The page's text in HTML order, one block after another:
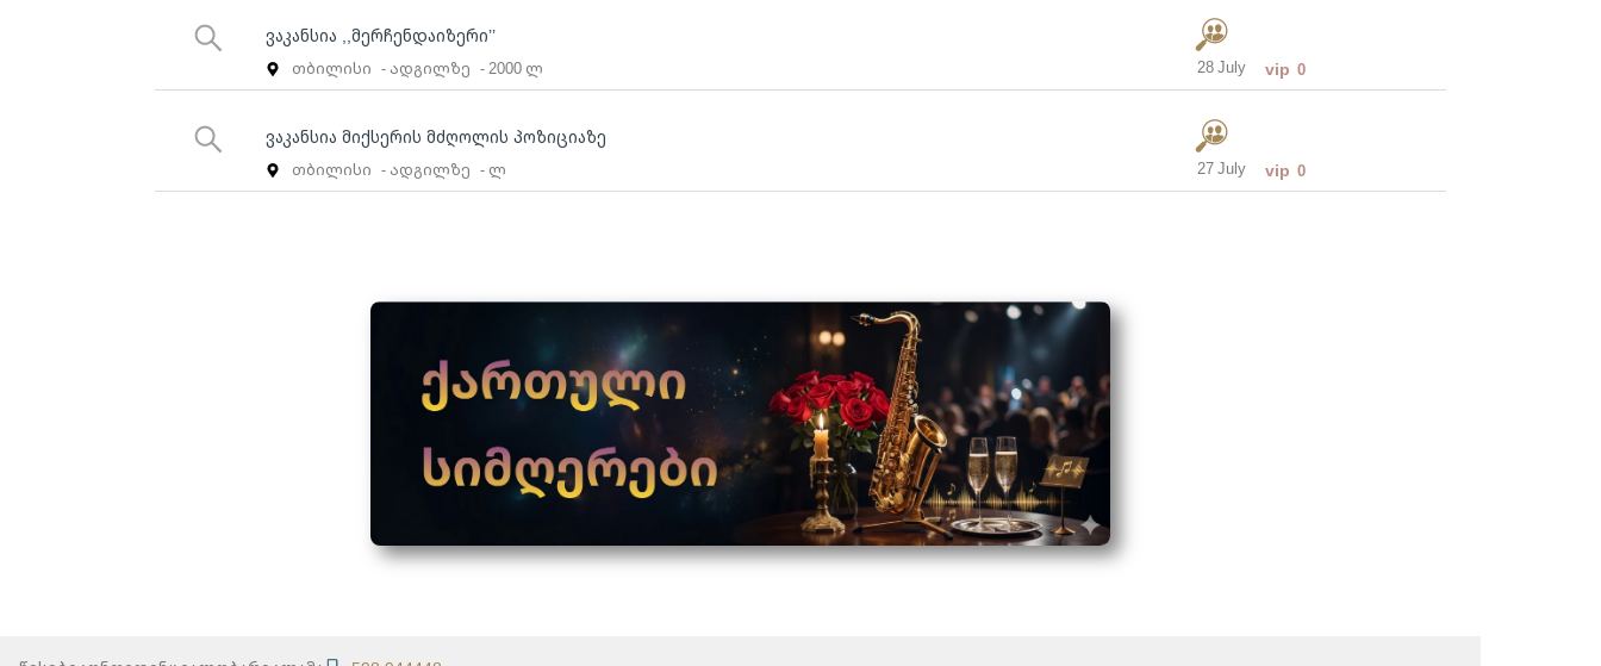
ვაკანსია ,,მერჩენდაიზერი’’
თბილისი - ადგილზე - 2000 ლ 28 July vip 0
ვაკანსია მიქსერის მძღოლის პოზიციაზე
თბილისი - ადგილზე - ლ 27 July vip 0